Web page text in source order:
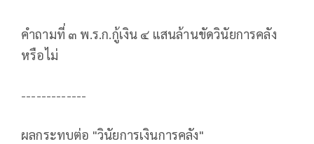
คำถามที่ ๓ พ.ร.ก.กู้เงิน ๔ แสนล้านขัดวินัยการคลัง
หรือไม่
-------------
ผลกระทบต่อ "วินัยการเงินการคลัง"